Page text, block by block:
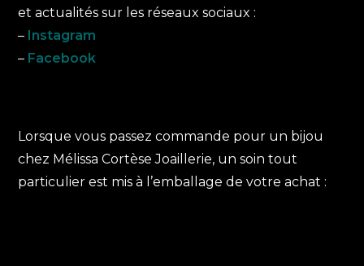
et actualités sur les réseaux sociaux :
– Instagram
– Facebook
Lorsque vous passez commande pour un bijou
chez Mélissa Cortèse Joaillerie, un soin tout
particulier est mis à l’emballage de votre achat :